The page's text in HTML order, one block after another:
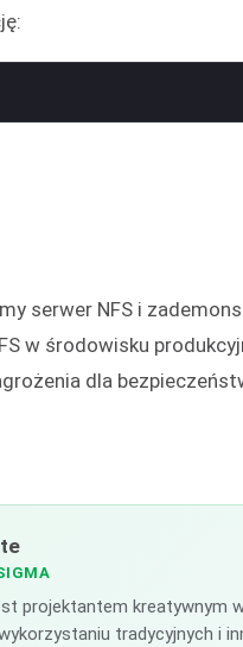
serwer NFS i
w środowisku
dla
projektantem kreatywnym
tradycyjnych i